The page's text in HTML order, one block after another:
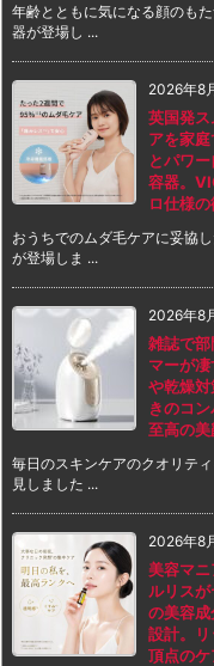
年齢とともに気になる顔のも
器が登場し ...
2026年8
英国発
アを家
とパワ
容器。
ロ仕様の
おうちでのムダ毛ケアに妥協
が登場しま ...
2026年8
雑誌で
マーが
や乾燥
きのコ
至高の美
毎日のスキンケアのクオリテ
見しました ...
2026年8
美容マ
ルリス
の美容
設計。
頂点のケ